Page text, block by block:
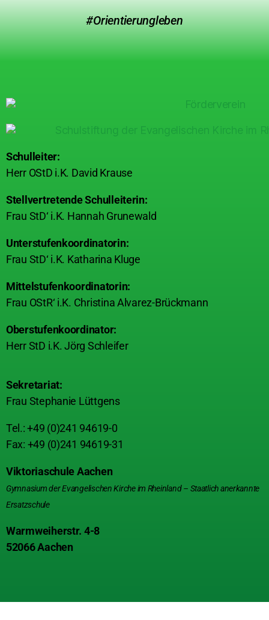
#Orientierungleben
Schulleiter:
Herr OStD i.K. David Krause
Stellvertretende Schulleiterin:
Frau StD‘ i.K. Hannah Grunewald
Unterstufenkoordinatorin:
Frau StD‘ i.K. Katharina Kluge
Mittelstufenkoordinatorin:
Frau OStR‘ i.K. Christina Alvarez-Brückmann
Oberstufenkoordinator:
Herr StD i.K. Jörg Schleifer
Sekretariat:
Frau Stephanie Lüttgens
Tel.: +49 (0)241 94619-0
Fax: +49 (0)241 94619-31
Viktoriaschule Aachen
Gymnasium der Evangelischen Kirche im Rheinland – Staatlich anerkannte
Ersatzschule
Warmweiherstr. 4-8
52066 Aachen